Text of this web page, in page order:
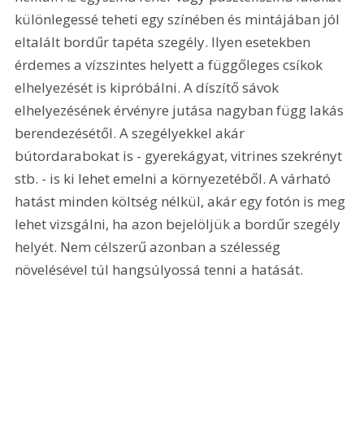
különlegessé teheti egy színében és mintájában jól
eltalált bordűr tapéta szegély. Ilyen esetekben
érdemes a vízszintes helyett a függőleges csíkok
elhelyezését is kipróbálni. A díszítő sávok
elhelyezésének érvényre jutása nagyban függ lakás
berendezésétől. A szegélyekkel akár
bútordarabokat is - gyerekágyat, vitrines szekrényt
stb. - is ki lehet emelni a környezetéből. A várható
hatást minden költség nélkül, akár egy fotón is meg
lehet vizsgálni, ha azon bejelöljük a bordűr szegély
helyét. Nem célszerű azonban a szélesség
növelésével túl hangsúlyossá tenni a hatását.